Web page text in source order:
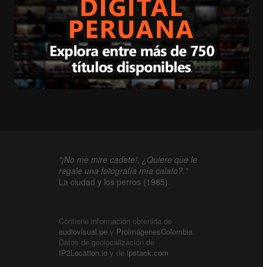
"¡No me mire cadete!, ¿Quiere que le
regale una fotografía mía calato?."
La ciudad y los perros (1985).
Contiene información obtenida de
audiovisual.pe y ProimágenesColombia.
Datos de geolocalización de
IP2Location.io y de ipstack.com